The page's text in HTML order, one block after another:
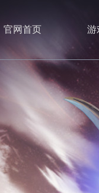
官网首页 游